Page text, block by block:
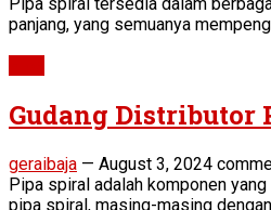
panjang, yang semuanya
Gudang
geraibaja — August 3, 2024
Pipa spiral adalah komponen
pipa spiral, masing-masing